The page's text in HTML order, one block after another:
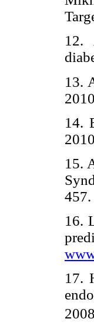
12.
13.
14.
15.
457.
16.
17.